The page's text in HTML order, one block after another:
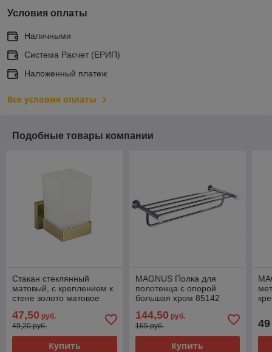
Условия оплаты
Наличными
Система Расчет (ЕРИП)
Наложенный платеж
Все условия оплаты
Подобные товары компании
Стакан стеклянный
матовый, с креплением к
стене золото матовое
47,50 руб.
49,20 руб.
Купить
MAGNUS Полка для
полотенца с опорой
большая хром 85142
144,50 руб.
165 руб.
Купить
49